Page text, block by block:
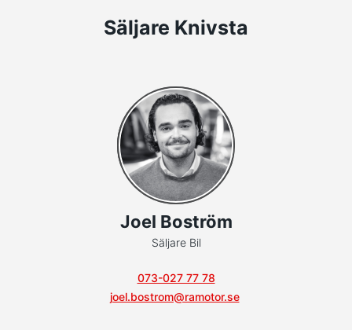
Säljare Knivsta
Joel Boström
Säljare Bil
073-027 77 78
joel.bostrom@ramotor.se